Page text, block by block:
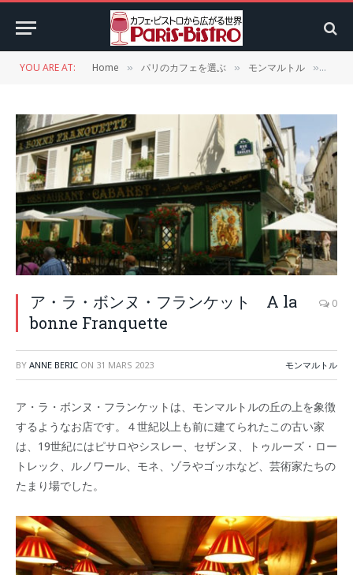
YOU ARE AT: Home » パリのカフェを選ぶ » モンマルトル »
ア・ラ・ボンヌ・フランケット A la
bonne Franquette
0
BY ANNE BERIC ON 31 MARS 2023 モンマルトル
ア・ラ・ボンヌ・フランケットは、モンマルトルの丘の上を象徴
するようなお店です。４世紀以上も前に建てられたこの古い家
は、19世紀にはピサロやシスレー、セザンヌ、トゥルーズ・ロー
トレック、ルノワール、モネ、ゾラやゴッホなど、芸術家たちの
たまり場でした。